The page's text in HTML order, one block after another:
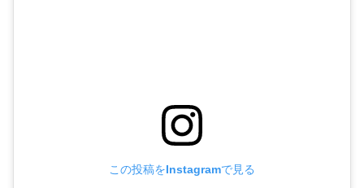
この投稿をInstagramで見る